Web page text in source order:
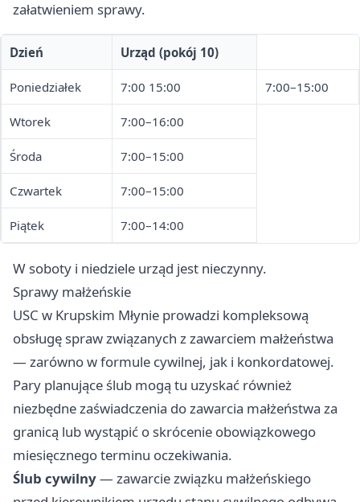
załatwieniem sprawy.
Dzień Urząd (pokój 10)
Poniedziałek 7:00 15:00 7:00–15:00
Wtorek 7:00–16:00
Środa 7:00–15:00
Czwartek 7:00–15:00
Piątek 7:00–14:00
W soboty i niedziele urząd jest nieczynny.
Sprawy małżeńskie
USC w Krupskim Młynie prowadzi kompleksową
obsługę spraw związanych z zawarciem małżeństwa
— zarówno w formule cywilnej, jak i konkordatowej.
Pary planujące ślub mogą tu uzyskać również
niezbędne zaświadczenia do zawarcia małżeństwa za
granicą lub wystąpić o skrócenie obowiązkowego
miesięcznego terminu oczekiwania.
Ślub cywilny— zawarcie związku małżeńskiego